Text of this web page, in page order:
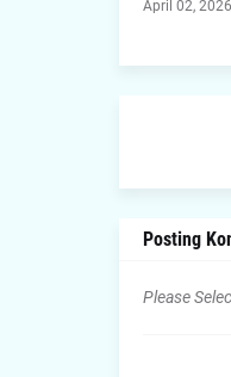
April 02, 2026
Posting
Please